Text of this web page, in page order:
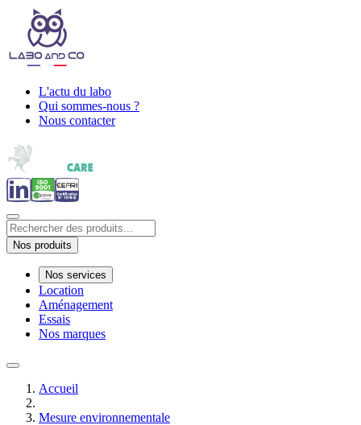
L'actu du labo
Qui sommes-nous ?
Nous contacter
Nos produits
Nos services
Location
Aménagement
Essais
Nos marques
Accueil
Mesure environnementale